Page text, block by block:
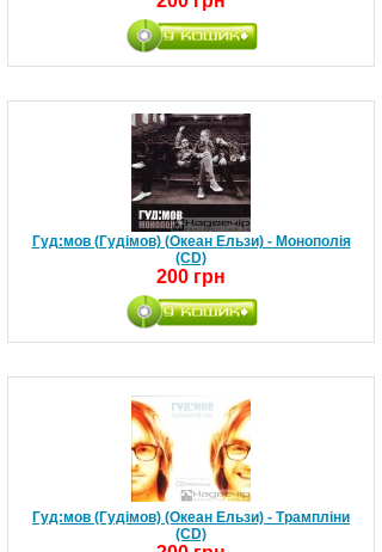
Гуд:мов (Гудімов) (Океан Ельзи) - Монополія
(CD)
200 грн
Гуд:мов (Гудімов) (Океан Ельзи) - Трампліни
(CD)